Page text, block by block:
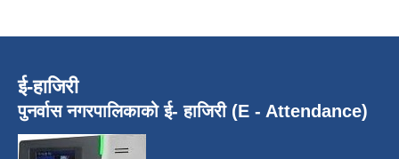
ई-हाजिरी
पुनर्वास नगरपालिकाको ई- हाजिरी (E - Attendance)